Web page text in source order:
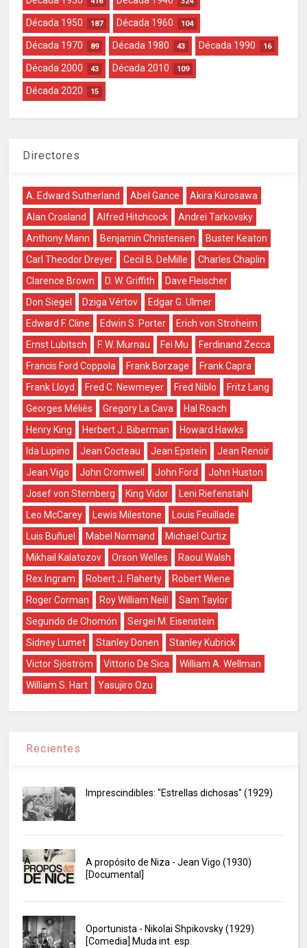
Década 1950 187 Década 1960 104
Década 1970 89 Década 1980 43 Década 1990 16
Década 2000 43 Década 2010 109
Década 2020 15
Directores
A. Edward Sutherland Abel Gance
Akira Kurosawa
Alan Crosland
Alfred Hitchcock
Andrei Tarkovsky
Anthony Mann
Benjamin Christensen
Buster Keaton
Carl Theodor Dreyer
Cecil B. DeMille
Charles Chaplin
Clarence Brown
D. W. Griffith
Dave Fleischer
Don Siegel
Dziga Vértov
Edgar G. Ulmer
Edward F. Cline
Edwin S. Porter
Erich von Stroheim
Ernst Lubitsch
F. W. Murnau Fei Mu
Ferdinand Zecca
Francis Ford Coppola
Frank Borzage
Frank Capra
Frank Lloyd
Fred C. Newmeyer Fred Niblo
Fritz Lang
Georges Méliès
Gregory La Cava
Hal Roach
Henry King
Herbert J. Biberman
Howard Hawks
Ida Lupino
Jean Cocteau Jean Epstein
Jean Renoir
Jean Vigo
John Cromwell John Ford
John Huston
Josef von Sternberg
King Vidor
Leni Riefenstahl
Leo McCarey
Lewis Milestone
Louis Feuillade
Luis Buñuel
Mabel Normand
Michael Curtiz
Mikhail Kalatozov
Orson Welles
Raoul Walsh
Rex Ingram
Robert J. Flaherty
Robert Wiene
Roger Corman
Roy William Neill
Sam Taylor
Segundo de Chomón
Sergei M. Eisenstein
Sidney Lumet
Stanley Donen
Stanley Kubrick
Victor Sjöström
Vittorio De Sica
William A. Wellman
William S. Hart
Yasujiro Ozu
Recientes
Imprescindibles: "Estrellas dichosas" (1929)
A propósito de Niza - Jean Vigo (1930)
[Documental]
Oportunista - Nikolai Shpikovsky (1929)
[Comedia] Muda int. esp.